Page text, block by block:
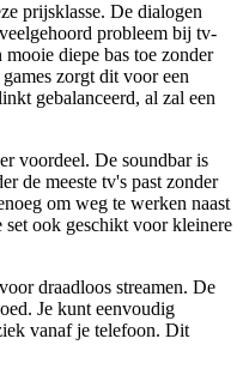
prijsklasse. De dialogen
probleem bij tv-
diepe bas toe zonder
zorgt dit voor een
gebalanceerd, al zal een
voordeel. De soundbar is
de meeste tv's past zonder
om weg te werken naast
ook geschikt voor kleinere
draadloos streamen. De
Je kunt eenvoudig
vanaf je telefoon. Dit